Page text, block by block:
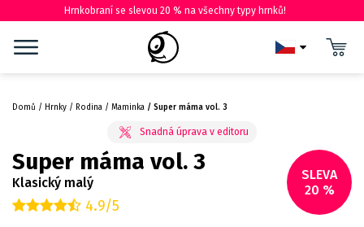
Hrnkobraní se slevou 20 % na všechny typy hrnků!
Domů Hrnky Rodina Maminka Super máma vol. 3
SLEVA
20 %
Super máma vol. 3
Klasický malý
4.9/5